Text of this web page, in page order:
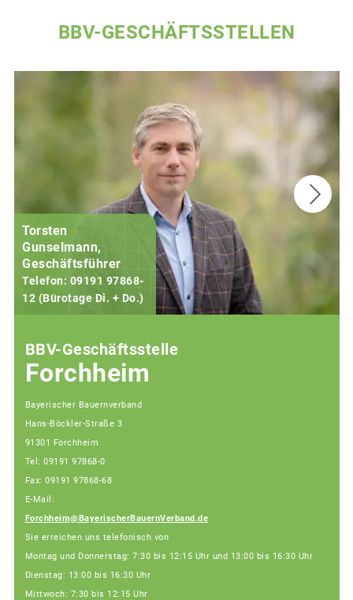
BBV-GESCHÄFTSSTELLEN
Torsten
Gunselmann,
Geschäftsführer
Telefon: 09191 97868-
12 (Bürotage Di. + Do.)
BBV-Geschäftsstelle
Forchheim
Bayerischer Bauernverband
Hans-Böckler-Straße 3
91301 Forchheim
Tel: 09191 97868-0
Fax: 09191 97868-68
E-Mail:
Forchheim@BayerischerBauernVerband.de
Sie erreichen uns telefonisch von
Montag und Donnerstag: 7:30 bis 12:15 Uhr und 13:00 bis 16:30 Uhr
Dienstag: 13:00 bis 16:30 Uhr
Mittwoch: 7:30 bis 12:15 Uhr